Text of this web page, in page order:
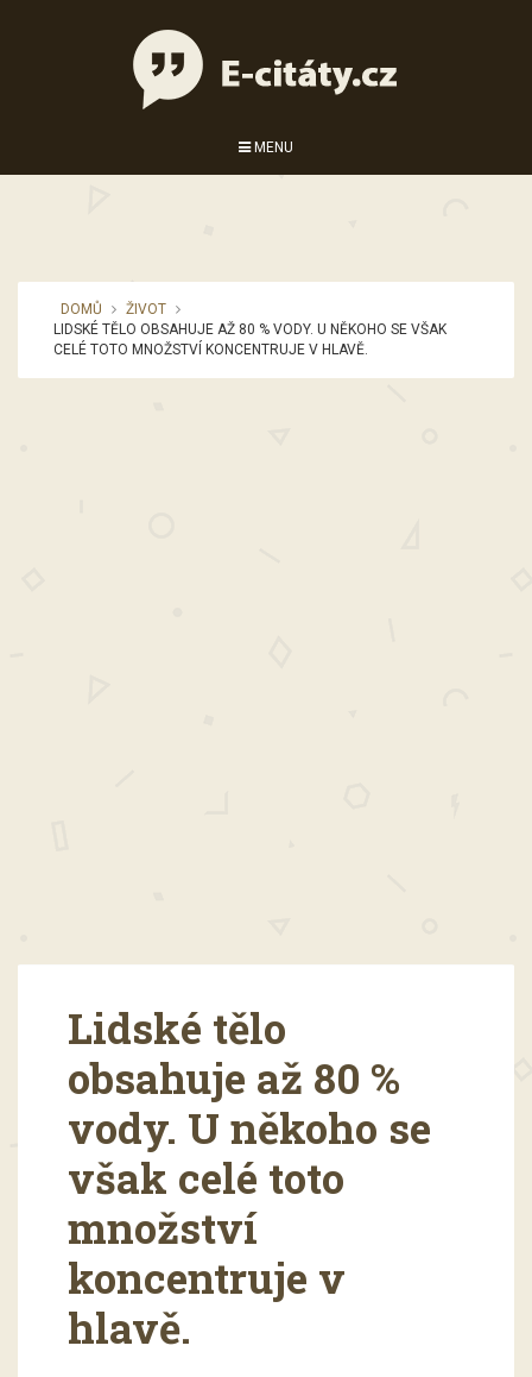
MENU
DOMŮ
ŽIVOT
LIDSKÉ TĚLO OBSAHUJE AŽ 80 % VODY. U NĚKOHO SE VŠAK
CELÉ TOTO MNOŽSTVÍ KONCENTRUJE V HLAVĚ.
Lidské tělo
obsahuje až 80 %
vody. U někoho se
však celé toto
množství
koncentruje v
hlavě.